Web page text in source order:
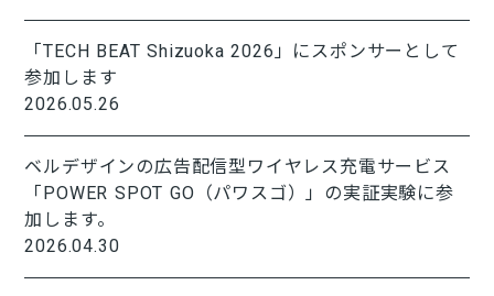
「TECH BEAT Shizuoka 2026」にスポンサーとして
参加します
2026.05.26
ベルデザインの広告配信型ワイヤレス充電サービス
「POWER SPOT GO（パワスゴ）」の実証実験に参
加します。
2026.04.30